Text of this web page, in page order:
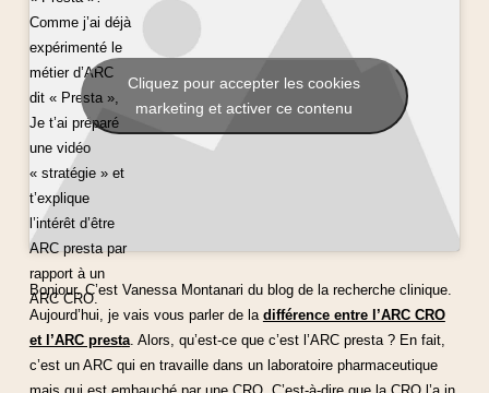
Comme j’ai déjà
expérimenté le
métier d’ARC
dit « Presta »,
Je t’ai préparé
une vidéo
« stratégie » et
t’explique
l’intérêt d’être
ARC presta par
rapport à un
ARC CRO.
Cliquez pour accepter les cookies
marketing et activer ce contenu
Bonjour. C’est Vanessa Montanari du blog de la recherche clinique.
Aujourd’hui, je vais vous parler de la différence entre l’ARC CRO
et l’ARC presta. Alors, qu’est-ce que c’est l’ARC presta ? En fait,
c’est un ARC qui en travaille dans un laboratoire pharmaceutique